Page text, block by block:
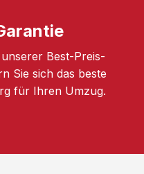
Best-Preis-
Sie sich das beste
für Ihren Umzug.